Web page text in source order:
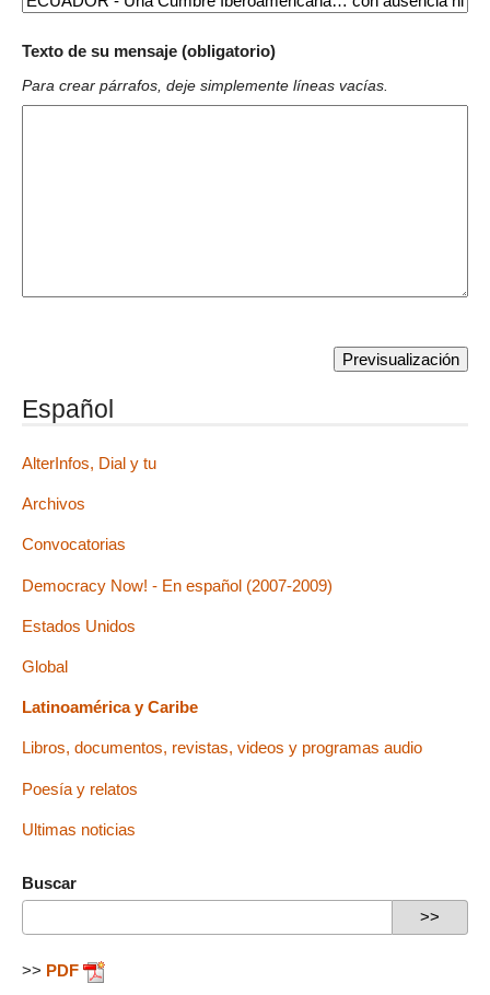
Texto de su mensaje (obligatorio)
Para crear párrafos, deje simplemente líneas vacías.
Español
AlterInfos, Dial y tu
Archivos
Convocatorias
Democracy Now! - En español (2007-2009)
Estados Unidos
Global
Latinoamérica y Caribe
Libros, documentos, revistas, videos y programas audio
Poesía y relatos
Ultimas noticias
Buscar
>> PDF